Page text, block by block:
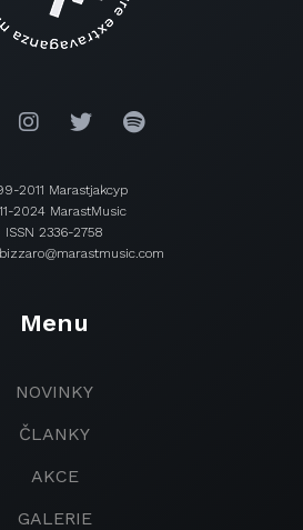
2011 Marastjakcyp
2024 MarastMusic
ISSN 2336-2758
Menu
NOVINKY
ČLANKY
AKCE
GALERIE